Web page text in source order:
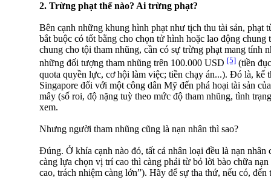
2. Trừng phạt thế nào? Ai trừng phạt?
Bên cạnh những khung hình phạt như tịch thu tài sản, phạt
bắt buộc có tốt bằng cho chọn tử hình hoặc lao động chung
chung cho tội tham nhũng, cần có sự trừng phạt mang tính
những đối tượng tham nhũng trên 100.000 USD [5] (tiền
quota quyền lực, cơ hội làm việc; tiền chạy án...). Đó là, kế
Singapore đối với một công dân Mỹ đến phá hoại tài sản
mây (số roi, độ nặng tuỳ theo mức độ tham nhũng, tình
xem.
Nhưng người tham nhũng cũng là nạn nhân thì sao?
Đúng. Ở khía cạnh nào đó, tất cả nhân loại đều là nạn
càng lựa chọn vị trí cao thì càng phải từ bỏ lời bào chữa
cao, trách nhiệm càng lớn”). Hãy để sự tha thứ, nếu có, đến